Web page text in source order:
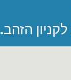
הזהב.